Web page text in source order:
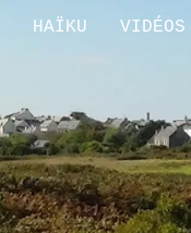
HAÏKU VIDÉOS